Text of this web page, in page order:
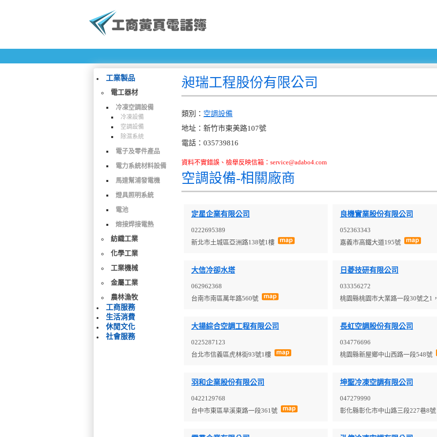
工業製品
電工器材
冷凍空調設備
冷凍設備
空調設備
除濕系統
電子及零件產品
電力系統材料設備
馬達幫浦發電機
燈具照明系統
電池
熔接焊接電熱
紡織工業
化學工業
工業機械
金屬工業
農林漁牧
工商服務
生活消費
休閒文化
社會服務
昶瑞工程股份有限公司
類別： 空調設備
地址：新竹市東美路107號
電話：035739816
資料不實錯誤、檢舉反映信箱：service@adabo4.com
空調設備-相關廠商
定星企業有限公司
0222695389
新北市土城區亞洲路138號1樓
良機實業股份有限公司
052363343
嘉義市高鐵大道195號
大信冷卻水塔
062962368
台南市南區萬年路560號
日菱技研有限公司
033356272
桃園縣桃園市大業路一段30號之1
大揚綜合空調工程有限公司
0225287123
台北市信義區虎林街93號1樓
長虹空調股份有限公司
034776696
桃園縣新屋鄉中山西路一段548號
羽和企業股份有限公司
0422129768
台中市東區旱溪東路一段361號
坤聖冷凍空調有限公司
047279990
彰化縣彰化市中山路三段227巷8號